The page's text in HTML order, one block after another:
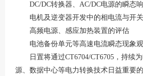
DC/DC转换器、AC/DC电源的瞬态
电机及逆变器开发中的相电流与开
高频电源、感应加热装置的评估
电池备份单元等高速电流瞬态现象
日置将通过CT6704/CT6705，持续
源、数据中心等电力转换技术日益重要